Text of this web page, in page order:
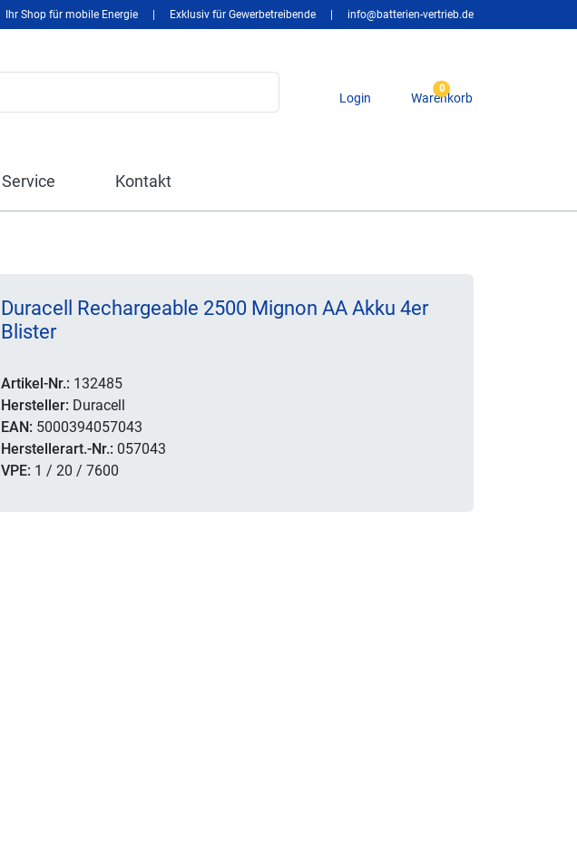
Ihr Shop für mobile Energie Exklusiv für Gewerbetreibende info@batterien-vertrieb.de
Login
0
Warenkorb
Service Kontakt
Duracell Rechargeable 2500 Mignon AA Akku 4er
Blister
Artikel-Nr.: 132485
Hersteller: Duracell
EAN: 5000394057043
Herstellerart.-Nr.: 057043
VPE: 1 / 20 / 7600